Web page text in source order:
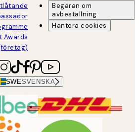
Awards
Begäran om
avbeställning
Hantera cookies
SWESVENSKA